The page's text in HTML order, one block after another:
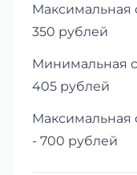
Максимальная
350 рублей
Минимальная
405 рублей
Максимальная
- 700 рублей